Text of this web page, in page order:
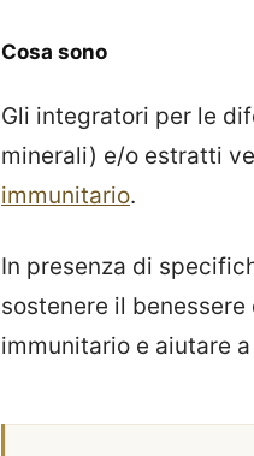
Cosa sono
Gli integratori per le
minerali) e/o estratti
immunitario.
In presenza di
sostenere il
immunitario e aiutare